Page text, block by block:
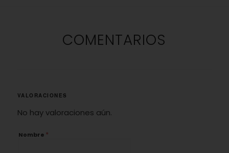
COMENTARIOS
VALORACIONES
No hay valoraciones aún.
Nombre *